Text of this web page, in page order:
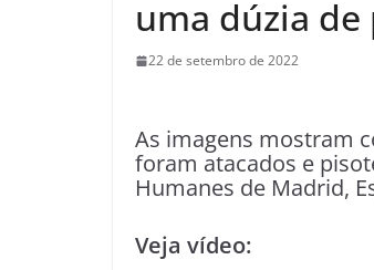
uma dúzia de
22 de setembro de 2022
As imagens mostram
foram atacados e
Humanes de Madrid,
Veja vídeo: